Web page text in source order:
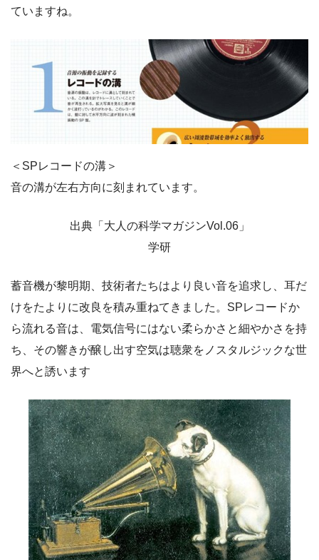
ていますね。
＜SPレコードの溝＞
音の溝が左右方向に刻まれています。
出典「大人の科学マガジンVol.06」
学研
蓄音機が黎明期、技術者たちはより良い音を追求し、耳だ
けをたよりに改良を積み重ねてきました。SPレコードか
ら流れる音は、電気信号にはない柔らかさと細やかさを持
ち、その響きが醸し出す空気は聴衆をノスタルジックな世
界へと誘います